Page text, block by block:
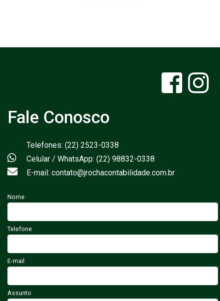
Fale Conosco
Telefones: (22) 2523-0338
Celular / WhatsApp: (22) 98832-0338
E-mail: contato@jrochacontabilidade.com.br
Nome
Telefone
E-mail
Assunto